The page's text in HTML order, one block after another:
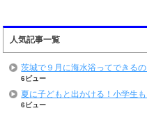
人気記事一覧
茨城で９月に海水浴ってできるの
6ビュー
夏に子どもと出かける！小学生
6ビュー